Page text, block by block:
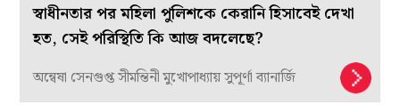
স্বাধীনতার পর মহিলা পুলিশকে কেরানি হিসাবেই দেখা
হত, সেই পরিস্থিতি কি আজ বদলেছে?
অন্বেষা সেনগুপ্ত সীমন্তিনী মুখোপাধ্যায় সুপূর্ণা ব্যানার্জি